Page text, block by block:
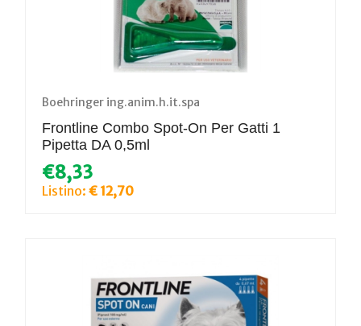
Boehringer ing.anim.h.it.spa
Frontline Combo Spot-On Per Gatti 1
Pipetta DA 0,5ml
€8,33
Listino: € 12,70